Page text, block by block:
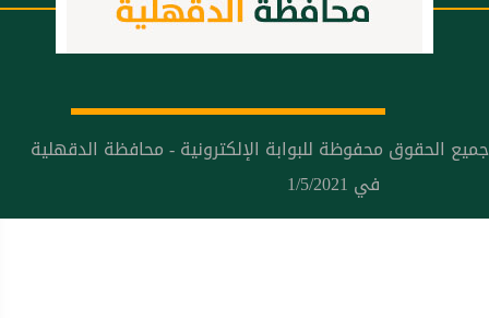
جميع الحقوق محفوظة للبوابة الإلكترونية - محافظة الدقهلية
في 1/5/2021